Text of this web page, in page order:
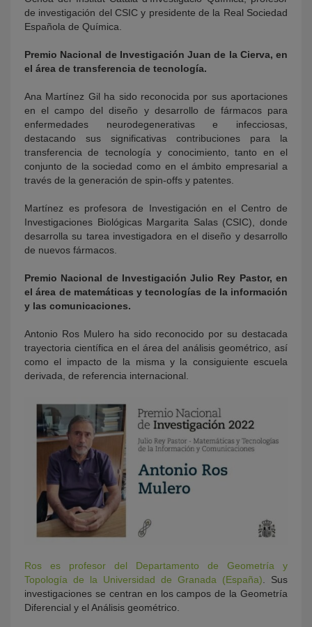
de investigación del CSIC y presidente de la Real Sociedad
Española de Química.
Premio Nacional de Investigación Juan de la Cierva, en
el área de transferencia de tecnología.
Ana Martínez Gil ha sido reconocida por sus aportaciones
en el campo del diseño y desarrollo de fármacos para
enfermedades neurodegenerativas e infecciosas,
destacando sus significativas contribuciones para la
transferencia de tecnología y conocimiento, tanto en el
conjunto de la sociedad como en el ámbito empresarial a
través de la generación de spin-offs y patentes.
Martínez es profesora de Investigación en el Centro de
Investigaciones Biológicas Margarita Salas (CSIC), donde
desarrolla su tarea investigadora en el diseño y desarrollo
de nuevos fármacos.
Premio Nacional de Investigación Julio Rey Pastor, en
el área de matemáticas y tecnologías de la información
y las comunicaciones.
Antonio Ros Mulero ha sido reconocido por su destacada
trayectoria científica en el área del análisis geométrico, así
como el impacto de la misma y la consiguiente escuela
derivada, de referencia internacional.
Ros es profesor del Departamento de Geometría y
Topología de la Universidad de Granada (España) . Sus
investigaciones se centran en los campos de la Geometría
Diferencial y el Análisis geométrico.